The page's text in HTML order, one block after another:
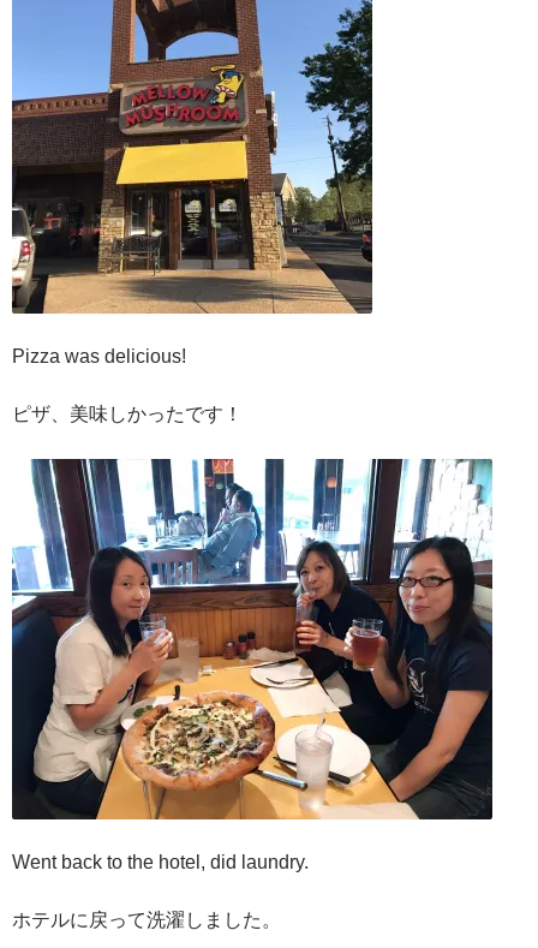
Pizza was delicious!
ピザ、美味しかったです！
Went back to the hotel, did laundry.
ホテルに戻って洗濯しました。